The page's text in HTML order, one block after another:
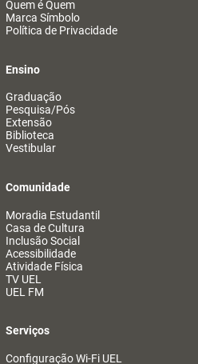
Quem é Quem
Marca Símbolo
Política de Privacidade
Ensino
Graduação
Pesquisa/Pós
Extensão
Biblioteca
Vestibular
Comunidade
Moradia Estudantil
Casa de Cultura
Inclusão Social
Acessibilidade
Atividade Física
TV UEL
UEL FM
Serviços
Configuração Wi-Fi UEL